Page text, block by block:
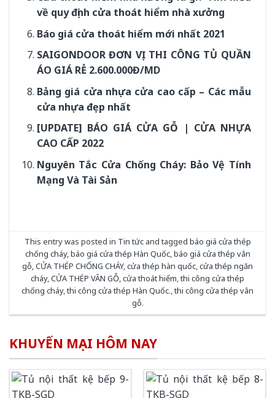
về quy định cửa thoát hiểm nhà xưởng
Báo giá cửa thoát hiểm mới nhất 2021
SAIGONDOOR ĐƠN VỊ THI CÔNG TỦ QUẦN
ÁO GIÁ RẺ 2.600.000Đ/MD
Bảng giá cửa nhựa cửa cao cấp – Các mẫu
cửa nhựa đẹp nhất
[UPDATE] BÁO GIÁ CỬA GỖ | CỬA NHỰA
CAO CẤP 2022
Nguyên Tắc Cửa Chống Cháy: Bảo Vệ Tính
Mạng Và Tài Sản
This entry was posted in Tin tứcand tagged báo giá cửa thép
chống cháy,báo giá cửa thép Hàn Quốc,báo giá cửa thép vân
gỗ,CỬA THÉP CHỐNG CHÁY,cửa thép hàn quốc,cửa thép ngăn
cháy,CỬA THÉP VÂN GỖ,cửa thoát hiểm,thi công cửa thép
chống cháy,thi công cửa thép Hàn Quốc.,thi công cửa thép vân
gỗ.
KHUYẾN MẠI HÔM NAY